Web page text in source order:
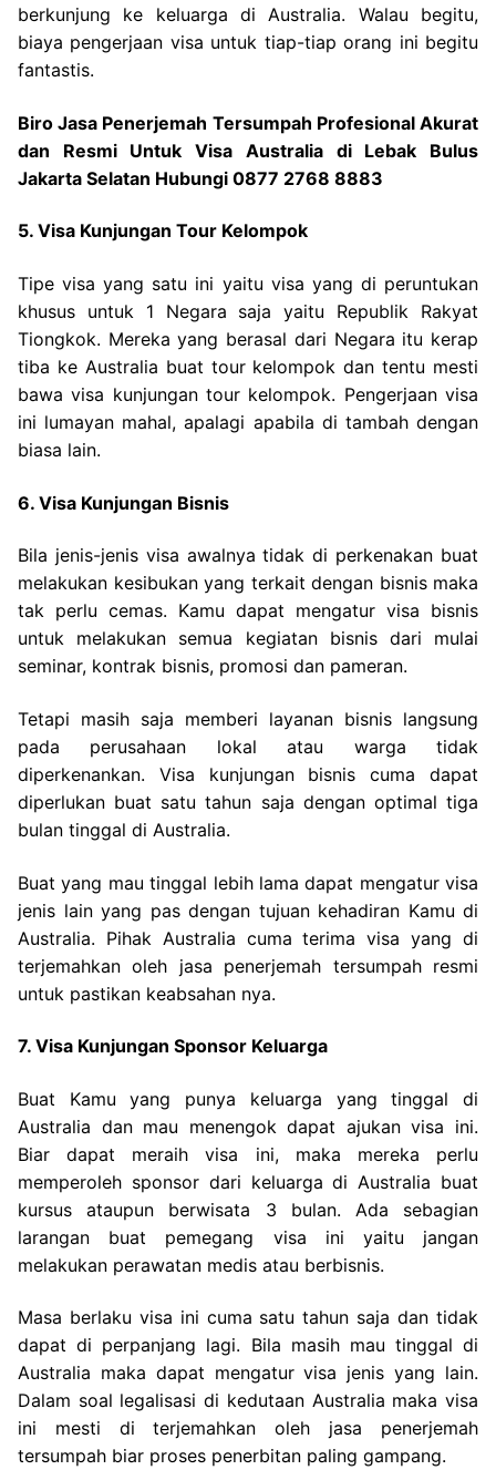
berkunjung ke keluarga di Australia. Walau begitu,
biaya pengerjaan visa untuk tiap-tiap orang ini begitu
fantastis.
Biro Jasa Penerjemah Tersumpah Profesional Akurat
dan Resmi Untuk Visa Australia di Lebak Bulus
Jakarta Selatan Hubungi 0877 2768 8883
5. Visa Kunjungan Tour Kelompok
Tipe visa yang satu ini yaitu visa yang di peruntukan
khusus untuk 1 Negara saja yaitu Republik Rakyat
Tiongkok. Mereka yang berasal dari Negara itu kerap
tiba ke Australia buat tour kelompok dan tentu mesti
bawa visa kunjungan tour kelompok. Pengerjaan visa
ini lumayan mahal, apalagi apabila di tambah dengan
biasa lain.
6. Visa Kunjungan Bisnis
Bila jenis-jenis visa awalnya tidak di perkenakan buat
melakukan kesibukan yang terkait dengan bisnis maka
tak perlu cemas. Kamu dapat mengatur visa bisnis
untuk melakukan semua kegiatan bisnis dari mulai
seminar, kontrak bisnis, promosi dan pameran.
Tetapi masih saja memberi layanan bisnis langsung
pada perusahaan lokal atau warga tidak
diperkenankan. Visa kunjungan bisnis cuma dapat
diperlukan buat satu tahun saja dengan optimal tiga
bulan tinggal di Australia.
Buat yang mau tinggal lebih lama dapat mengatur visa
jenis lain yang pas dengan tujuan kehadiran Kamu di
Australia. Pihak Australia cuma terima visa yang di
terjemahkan oleh jasa penerjemah tersumpah resmi
untuk pastikan keabsahan nya.
7. Visa Kunjungan Sponsor Keluarga
Buat Kamu yang punya keluarga yang tinggal di
Australia dan mau menengok dapat ajukan visa ini.
Biar dapat meraih visa ini, maka mereka perlu
memperoleh sponsor dari keluarga di Australia buat
kursus ataupun berwisata 3 bulan. Ada sebagian
larangan buat pemegang visa ini yaitu jangan
melakukan perawatan medis atau berbisnis.
Masa berlaku visa ini cuma satu tahun saja dan tidak
dapat di perpanjang lagi. Bila masih mau tinggal di
Australia maka dapat mengatur visa jenis yang lain.
Dalam soal legalisasi di kedutaan Australia maka visa
ini mesti di terjemahkan oleh jasa penerjemah
tersumpah biar proses penerbitan paling gampang.